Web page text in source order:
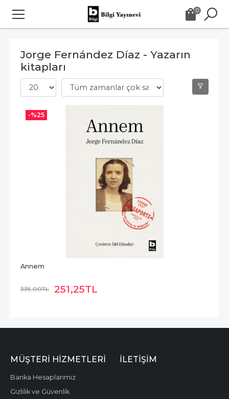
0
Jorge Fernández Díaz - Yazarın
kitapları
-%25
Annem
335,00TL 251,25TL
MÜŞTERI HIZMETLERI
Banka Hesaplarımız
Gizlilik ve Güvenlik
İLETIŞIM